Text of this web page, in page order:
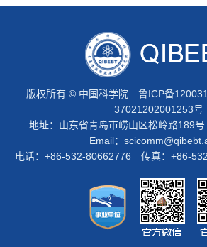
版权所有 © 中国科学院 鲁ICP备
37021202001253号
地址：山东省青岛市崂山区松岭路189
Email：
电话：+86-532-80662776 传真：+86-